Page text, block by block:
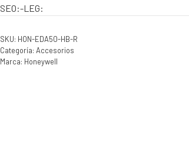
SEO:-LEG:
SKU: HON-EDA50-HB-R
Categoría: Accesorios
Marca: Honeywell